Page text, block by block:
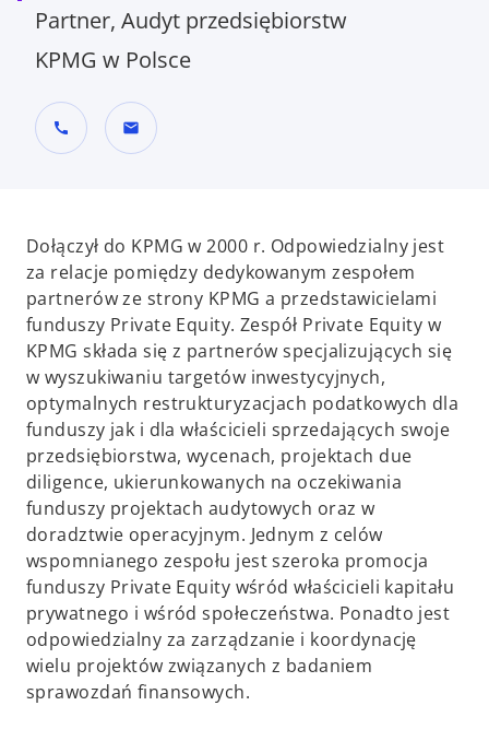
Partner, Audyt przedsiębiorstw
KPMG w Polsce
call mail
Dołączył do KPMG w 2000 r. Odpowiedzialny jest
za relacje pomiędzy dedykowanym zespołem
partnerów ze strony KPMG a przedstawicielami
funduszy Private Equity. Zespół Private Equity w
KPMG składa się z partnerów specjalizujących się
w wyszukiwaniu targetów inwestycyjnych,
optymalnych restrukturyzacjach podatkowych dla
funduszy jak i dla właścicieli sprzedających swoje
przedsiębiorstwa, wycenach, projektach due
diligence, ukierunkowanych na oczekiwania
funduszy projektach audytowych oraz w
doradztwie operacyjnym. Jednym z celów
wspomnianego zespołu jest szeroka promocja
funduszy Private Equity wśród właścicieli kapitału
prywatnego i wśród społeczeństwa. Ponadto jest
odpowiedzialny za zarządzanie i koordynację
wielu projektów związanych z badaniem
sprawozdań finansowych.